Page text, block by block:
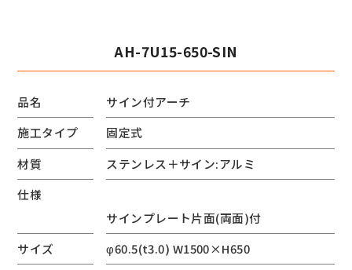
AH-7U15-650-SIN
品名
サイン付アーチ
施工タイプ
固定式
材質
ステンレス＋サイン:アルミ
仕様
サインプレート片面(両面)付
サイズ
φ60.5(t3.0) W1500×H650